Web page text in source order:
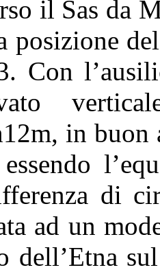
il Sas da
posizione
Con
in buon
di
ad un
dell’Etna